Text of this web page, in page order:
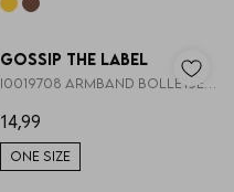
1/1
Gossip the Label
14,99
ONE SIZE